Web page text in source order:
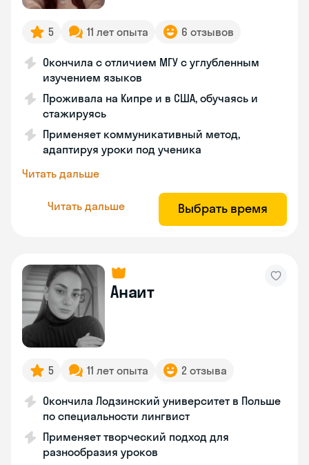
5 11 лет опыта 6 отзывов
Окончила с отличием МГУ с углубленным
изучением языков
Проживала на Кипре и в США, обучаясь и
стажируясь
Применяет коммуникативный метод,
адаптируя уроки под ученика
Читать дальше
Читать дальше Выбрать время
Анаит
5 11 лет опыта 2 отзыва
Окончила Лодзинский университет в Польше
по специальности лингвист
Применяет творческий подход для
разнообразия уроков